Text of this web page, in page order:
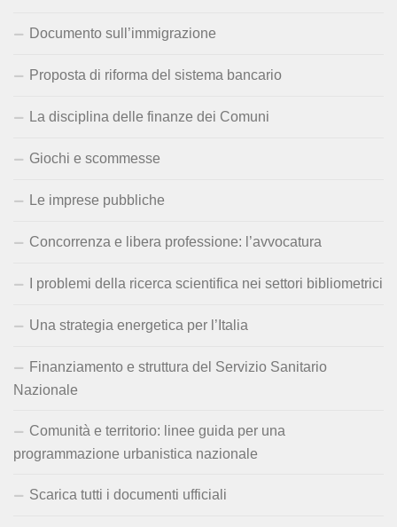
Documento sull’immigrazione
Proposta di riforma del sistema bancario
La disciplina delle finanze dei Comuni
Giochi e scommesse
Le imprese pubbliche
Concorrenza e libera professione: l’avvocatura
I problemi della ricerca scientifica nei settori bibliometrici
Una strategia energetica per l’Italia
Finanziamento e struttura del Servizio Sanitario
Nazionale
Comunità e territorio: linee guida per una
programmazione urbanistica nazionale
Scarica tutti i documenti ufficiali